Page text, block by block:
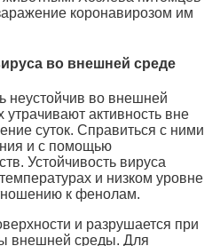
коронавирозом им
во внешней среде
неустойчив во внешней
активность вне
суток. Справиться с ними
и с помощью
Устойчивость вируса
и низком уровне
к фенолам.
и разрушается при
внешней среды. Для